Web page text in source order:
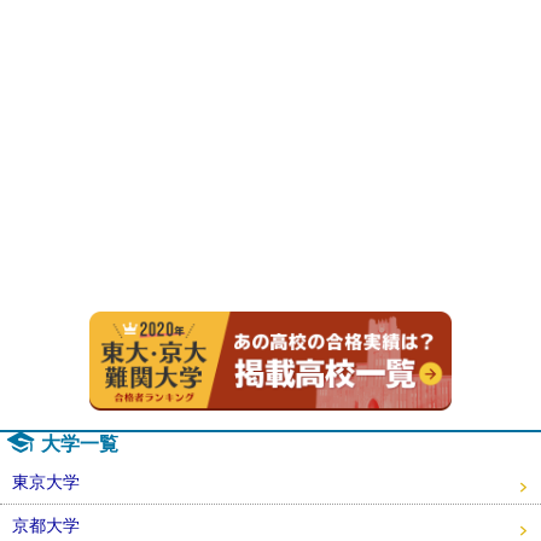
大学一覧
東京大学
京都大学